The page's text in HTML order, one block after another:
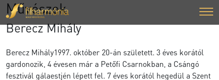
Művészek
Berecz Mihály
Berecz Mihály1997. október 20-án született. 3 éves korától
gardonozik, 4 évesen már a Petőfi Csarnokban, a Csángó
fesztivál gálaestjén lépett fel. 7 éves korától hegedül a Szent